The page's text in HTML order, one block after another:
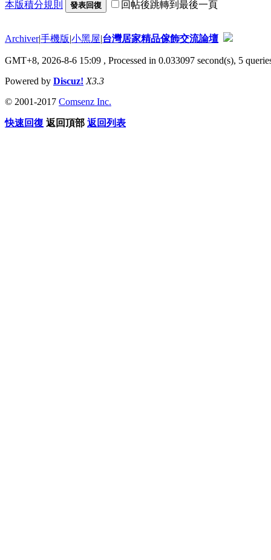
本版積分規則 發表回復 回帖後跳轉到最後一頁
Archiver|手機版|小黑屋|台灣居家精品傢飾交流論壇
GMT+8, 2026-8-6 15:09 , Processed in 0.033097 second(s), 5
Powered by Discuz! X3.3
© 2001-2017 Comsenz Inc.
快速回復 返回頂部 返回列表